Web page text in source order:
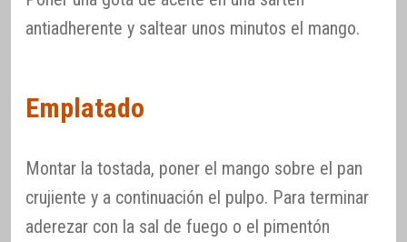
antiadherente y saltear unos minutos el mango.
Emplatado
Montar la tostada, poner el mango sobre el pan
crujiente y a continuación el pulpo. Para terminar
aderezar con la sal de fuego o el pimentón